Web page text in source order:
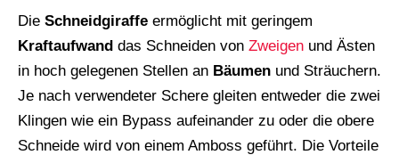
Die Schneidgiraffe ermöglicht mit geringem
Kraftaufwand das Schneiden von Zweigen und Ästen
in hoch gelegenen Stellen an Bäumen und Sträuchern.
Je nach verwendeter Schere gleiten entweder die zwei
Klingen wie ein Bypass aufeinander zu oder die obere
Schneide wird von einem Amboss geführt. Die Vorteile